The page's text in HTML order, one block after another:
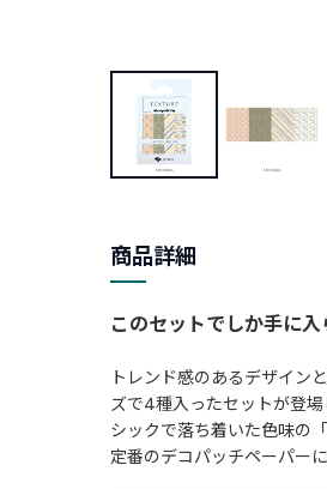
商品詳細
このセットでしか手に
トレンド感のあるデザイン
ズで4種入ったセットが登場
シックで落ち着いた色味の
定番のデコパッチペーパー